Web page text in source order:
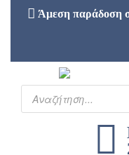
Άμεση παράδοση